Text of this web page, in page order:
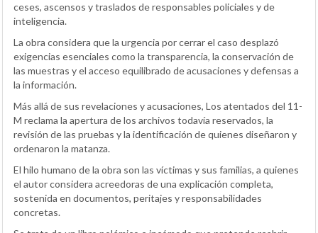
ceses, ascensos y traslados de responsables policiales y de
inteligencia.
La obra considera que la urgencia por cerrar el caso desplazó
exigencias esenciales como la transparencia, la conservación de
las muestras y el acceso equilibrado de acusaciones y defensas a
la información.
Más allá de sus revelaciones y acusaciones, Los atentados del 11-
M reclama la apertura de los archivos todavía reservados, la
revisión de las pruebas y la identificación de quienes diseñaron y
ordenaron la matanza.
El hilo humano de la obra son las víctimas y sus familias, a quienes
el autor considera acreedoras de una explicación completa,
sostenida en documentos, peritajes y responsabilidades
concretas.